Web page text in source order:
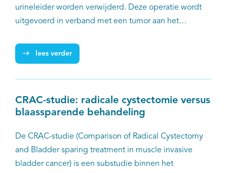
urineleider worden verwijderd. Deze operatie wordt
uitgevoerd in verband met een tumor aan het
verwachting is dat deze spoeling voorafgaand aan de
operatie, het risico op het krijgen van een
chemospoeling na de operatie, echter met een
veiliger profiel. Deze studie vindt plaats in 18
ziekenhuizen in Nederland. In totaal nemen 190
patiënten deel aan de studie, waarvan de laatste
patiënt in augustus 2020 is geïncludeerd.
lees verder
CRAC-studie: radicale cystectomie versus
blaassparende behandeling
De CRAC-studie (Comparison of Radical Cystectomy
and Bladder sparing treatment in muscle invasive
bladder cancer) is een substudie binnen het